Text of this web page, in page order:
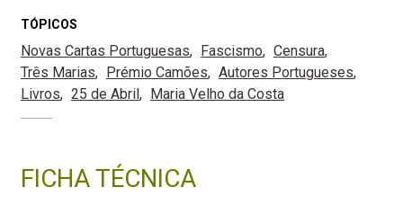
TÓPICOS
Novas Cartas Portuguesas Fascismo
Censura
Três Marias
Prémio Camões
Autores Portugueses
Livros
25 de Abril Maria Velho da Costa
FICHA TÉCNICA